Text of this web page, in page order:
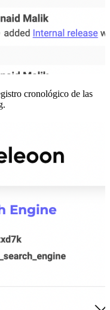
cronológico de las